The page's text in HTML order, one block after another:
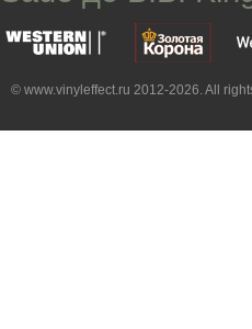
© www.vinyleffect.ru 2012-2026. All